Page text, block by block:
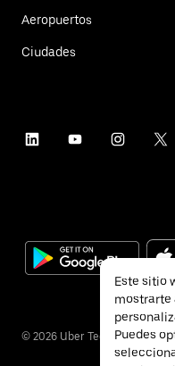
Aeropuertos
Ciudades
© 2026 Uber Technologies Inc.
Este sitio
mostrarte
Puedes